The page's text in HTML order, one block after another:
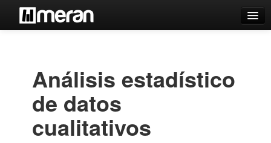
Estantes Virtuales
Análisis estadístico
de datos
cualitativos